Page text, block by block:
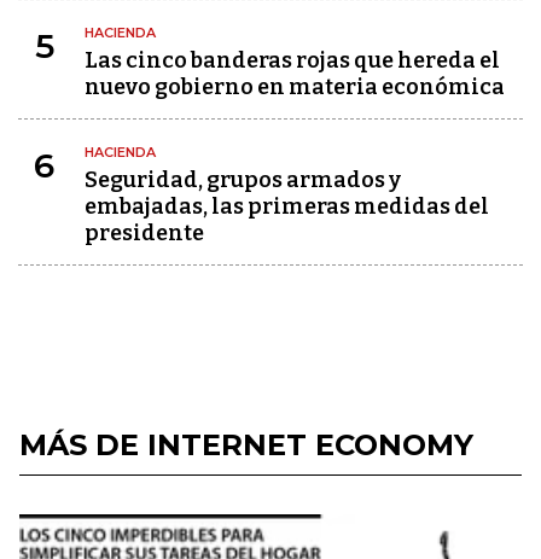
5 HACIENDA
Las cinco banderas rojas que hereda el
nuevo gobierno en materia económica
6 HACIENDA
Seguridad, grupos armados y
embajadas, las primeras medidas del
presidente
MÁS DE INTERNET ECONOMY